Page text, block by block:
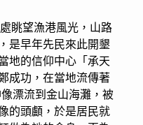
望漁港風光，山路
是早年先民來此開墾
地的信仰中心「承天
成功，在當地流傳著
漂流到金山海灘，被
的頭顱，於是居民就